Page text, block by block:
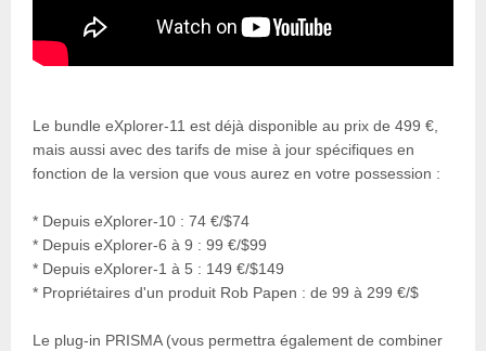
Le bundle eXplorer-11 est déjà disponible au prix de 499 €,
mais aussi avec des tarifs de mise à jour spécifiques en
fonction de la version que vous aurez en votre possession :
* Depuis eXplorer-10 : 74 €/$74
* Depuis eXplorer-6 à 9 : 99 €/$99
* Depuis eXplorer-1 à 5 : 149 €/$149
* Propriétaires d'un produit Rob Papen : de 99 à 299 €/$
Le plug-in PRISMA (vous permettra également de combiner